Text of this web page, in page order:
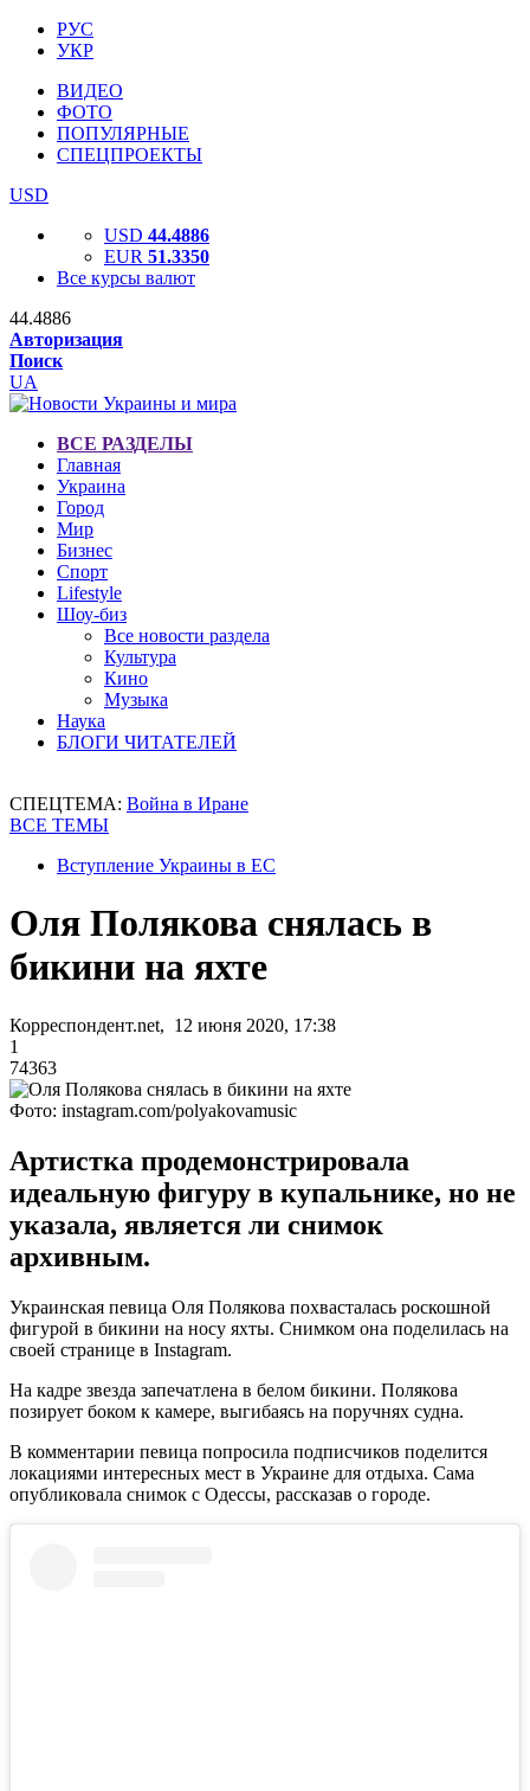
РУС
УКР
ВИДЕО
ФОТО
ПОПУЛЯРНЫЕ
СПЕЦПРОЕКТЫ
USD
USD 44.4886
EUR 51.3350
Все курсы валют
44.4886
Авторизация
Поиск
UA
ВСЕ РАЗДЕЛЫ
Главная
Украина
Город
Мир
Бизнес
Спорт
Lifestyle
Шоу-биз
Все новости раздела
Культура
Кино
Музыка
Наука
БЛОГИ ЧИТАТЕЛЕЙ
СПЕЦТЕМА: Война в Иране
ВСЕ ТЕМЫ
Вступление Украины в ЕС
Оля Полякова снялась в
бикини на яхте
Корреспондент.net, 12 июня 2020, 17:38
1
74363
Фото: instagram.com/polyakovamusic
Артистка продемонстрировала
идеальную фигуру в купальнике, но не
указала, является ли снимок
архивным.
Украинская певица Оля Полякова похвасталась роскошной
фигурой в бикини на носу яхты. Снимком она поделилась на
своей странице в Instagram.
На кадре звезда запечатлена в белом бикини. Полякова
позирует боком к камере, выгибаясь на поручнях судна.
В комментарии певица попросила подписчиков поделится
локациями интересных мест в Украине для отдыха. Сама
опубликовала снимок с Одессы, рассказав о городе.